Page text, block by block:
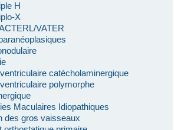
H
X
VATER
catécholaminergique
polymorphe
Maculaires Idiopathiques
des gros vaisseaux